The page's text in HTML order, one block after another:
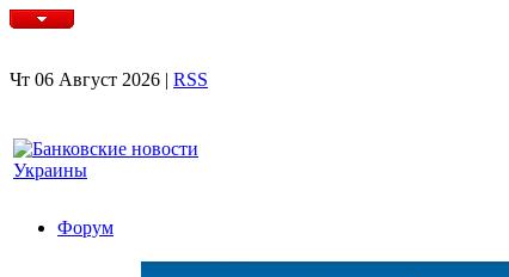
Чт 06 Август 2026 | RSS
Форум